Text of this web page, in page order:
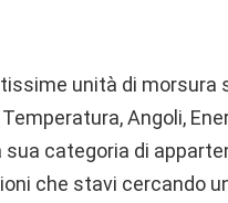
unità di morsura
Angoli,
categoria di
che stavi cercando